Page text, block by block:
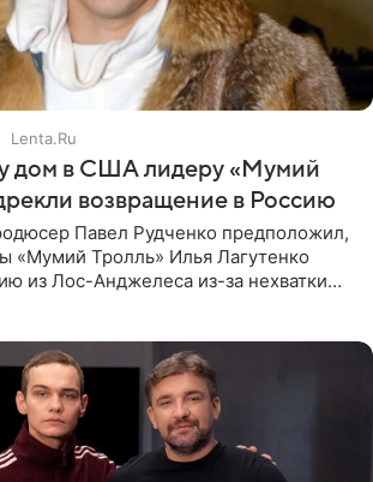
Lenta.Ru
дом в США лидеру «Мумий
возвращение в Россию
Павел Рудченко предположил,
«Мумий Тролль» Илья Лагутенко
из Лос-Анджелеса из-за нехватки